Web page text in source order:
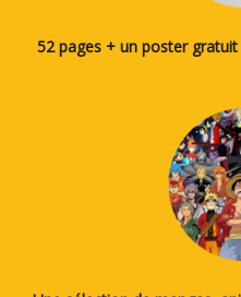
52 pages + un poster